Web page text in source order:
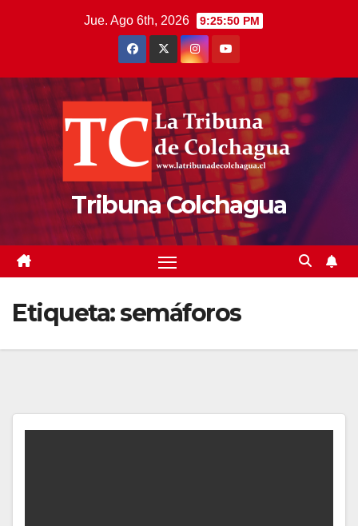
Jue. Ago 6th, 2026 9:25:50 PM
Tribuna Colchagua
Etiqueta:semáforos